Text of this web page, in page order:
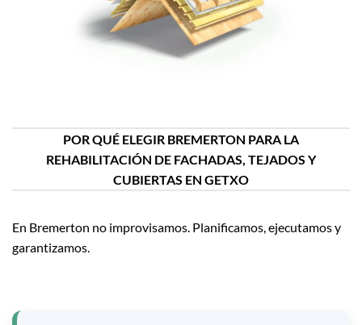
POR QUÉ ELEGIR BREMERTON PARA LA
REHABILITACIÓN DE FACHADAS, TEJADOS Y
CUBIERTAS EN GETXO
En Bremerton no improvisamos. Planificamos, ejecutamos y
garantizamos.